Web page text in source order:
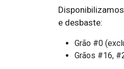
e desbaste:
Grão #0
Grãos #16,